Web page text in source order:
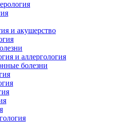
и акушерство
и аллергология
болезни